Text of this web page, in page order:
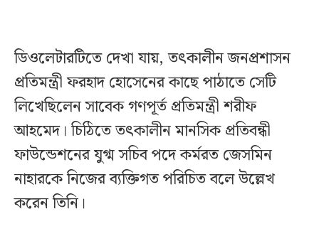
ডিওলেটারটিতে দেখা যায়, তৎকালীন জনপ্রশাসন
প্রতিমন্ত্রী ফরহাদ হোসেনের কাছে পাঠাতে সেটি
লিখেছিলেন সাবেক গণপূর্ত প্রতিমন্ত্রী শরীফ
আহমেদ। চিঠিতে তৎকালীন মানসিক প্রতিবন্ধী
ফাউন্ডেশনের যুগ্ম সচিব পদে কর্মরত জেসমিন
নাহারকে নিজের ব্যক্তিগত পরিচিত বলে উল্লেখ
করেন তিনি।